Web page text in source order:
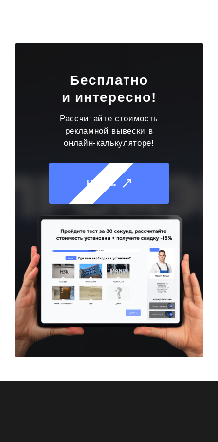
Бесплатно
и интересно!
Рассчитайте стоимость
рекламной вывески в
онлайн-калькуляторе!
Начать